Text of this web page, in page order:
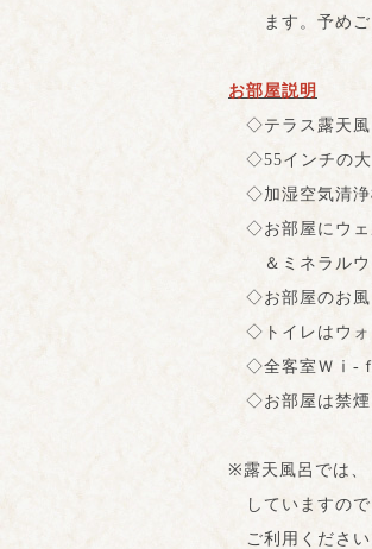
ます。予めご
お部屋説明
◇テラス露天風
◇55インチの大
◇加湿空気清浄
◇お部屋にウェ
＆ミネラルウ
◇お部屋のお風
◇トイレはウォ
◇全客室Ｗⅰ‐
◇お部屋は禁煙
※露天風呂では、
していますので
ご利用ください